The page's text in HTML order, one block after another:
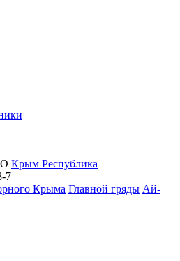
Крым Республика
7
Крыма Главной гряды Ай-